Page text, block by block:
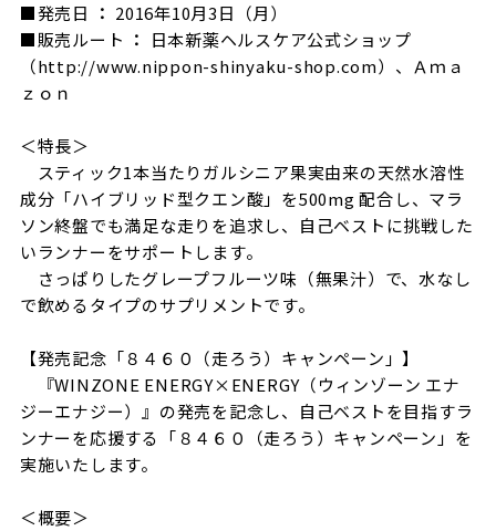
■発売日 ： 2016年10月3日（月）
■販売ルート ：
日本新薬ヘルスケア公式ショップ
（http://www.nippon-shinyaku-shop.com）、Ａｍａ
ｚｏｎ
＜特長＞
スティック1本当たりガルシニア果実由来の天然水溶性
成分「ハイブリッド型クエン酸」を500mg配合し、マラ
ソン終盤でも満足な走りを追求し、自己ベストに挑戦した
いランナーをサポートします。
さっぱりしたグレープフルーツ味（無果汁）で、水なし
で飲めるタイプのサプリメントです。
【発売記念「８４６０（走ろう）キャンペーン」】
『WINZONE ENERGY×ENERGY （ウィンゾーン エナ
ジーエナジー）』の発売を記念し、自己ベストを目指すラ
ンナーを応援する「８４６０（走ろう）キャンペーン」を
実施いたします。
＜概要＞